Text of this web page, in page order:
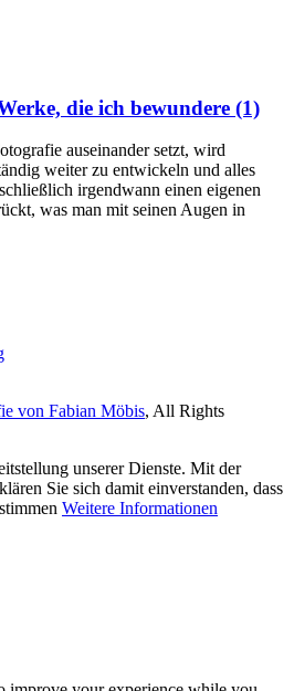
die ich bewundere (1)
auseinander setzt, wird
weiter zu entwickeln und alles
irgendwann einen eigenen
was man mit seinen Augen in
von Fabian Möbis, All Rights
unserer Dienste. Mit der
Sie sich damit einverstanden, dass
Weitere Informationen